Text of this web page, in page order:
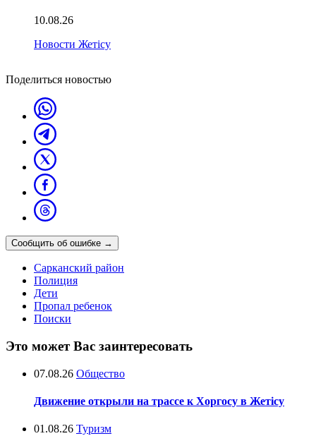
10.08.26
Новости Жетісу
Поделиться новостью
Сообщить об ошибке →
Сарканский район
Полиция
Дети
Пропал ребенок
Поиски
Это может Вас заинтересовать
07.08.26 Общество
Движение открыли на трассе к Хоргосу в Жетісу
01.08.26 Туризм